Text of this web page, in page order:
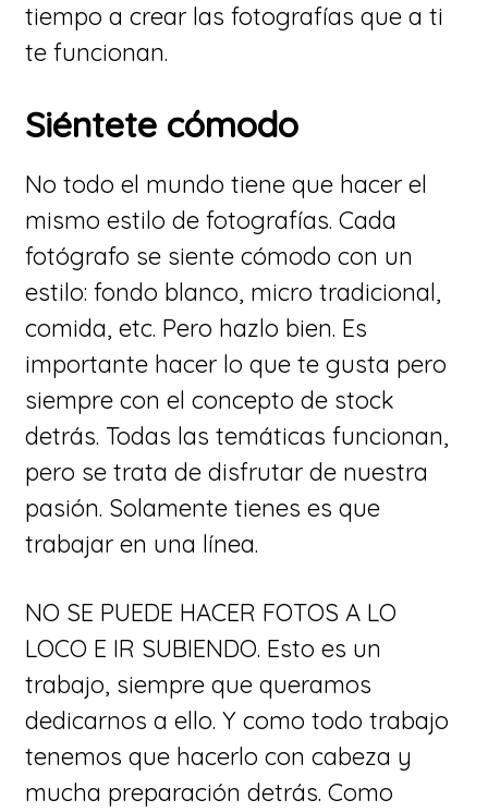
tiempo a crear las fotografías que a ti
te funcionan.
Siéntete cómodo
No todo el mundo tiene que hacer el
mismo estilo de fotografías. Cada
fotógrafo se siente cómodo con un
estilo: fondo blanco, micro tradicional,
comida, etc. Pero hazlo bien. Es
importante hacer lo que te gusta pero
siempre con el concepto de stock
detrás. Todas las temáticas funcionan,
pero se trata de disfrutar de nuestra
pasión. Solamente tienes es que
trabajar en una línea.
NO SE PUEDE HACER FOTOS A LO
LOCO E IR SUBIENDO. Esto es un
trabajo, siempre que queramos
dedicarnos a ello. Y como todo trabajo
tenemos que hacerlo con cabeza y
mucha preparación detrás. Como